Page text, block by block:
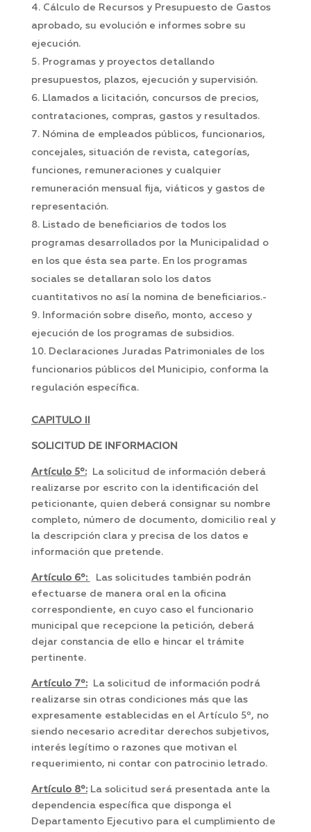
Cálculo de Recursos y Presupuesto de Gastos
aprobado, su evolución e informes sobre su
ejecución.
Programas y proyectos detallando
presupuestos, plazos, ejecución y supervisión.
Llamados a licitación, concursos de precios,
contrataciones, compras, gastos y resultados.
Nómina de empleados públicos, funcionarios,
concejales, situación de revista, categorías,
funciones, remuneraciones y cualquier
remuneración mensual fija, viáticos y gastos de
representación.
Listado de beneficiarios de todos los
programas desarrollados por la Municipalidad o
en los que ésta sea parte. En los programas
sociales se detallaran solo los datos
cuantitativos no así la nomina de beneficiarios.-
Información sobre diseño, monto, acceso y
ejecución de los programas de subsidios.
Declaraciones Juradas Patrimoniales de los
funcionarios públicos del Municipio, conforma la
regulación específica.
CAPITULO II
SOLICITUD DE INFORMACION
Artículo 5º:La solicitud de información deberá
realizarse por escrito con la identificación del
peticionante, quien deberá consignar su nombre
completo, número de documento, domicilio real y
la descripción clara y precisa de los datos e
información que pretende.
Artículo 6º:
Las solicitudes también podrán
efectuarse de manera oral en la oficina
correspondiente, en cuyo caso el funcionario
municipal que recepcione la petición, deberá
dejar constancia de ello e hincar el trámite
pertinente.
Artículo 7º:La solicitud de información podrá
realizarse sin otras condiciones más que las
expresamente establecidas en el Artículo 5º, no
siendo necesario acreditar derechos subjetivos,
interés legítimo o razones que motivan el
requerimiento, ni contar con patrocinio letrado.
Artículo 8º:La solicitud será presentada ante la
dependencia específica que disponga el
Departamento Ejecutivo para el cumplimiento de